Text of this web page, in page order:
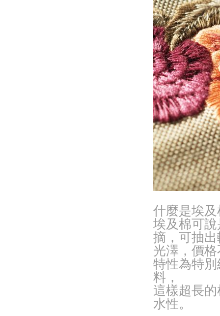
什麼是埃
埃及棉可
摘，可抽
光澤，價
特性為特
料，
這樣超長
水性。